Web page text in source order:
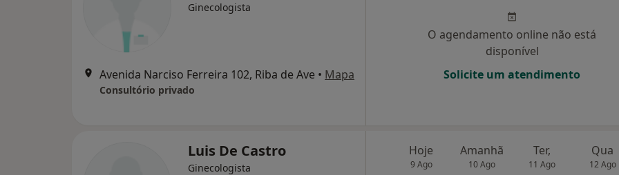
Ginecologista
Avenida Narciso Ferreira 102, Riba de Ave • Mapa
Consultório privado
O agendamento online não está
disponível
Solicite um atendimento
Luis De Castro
Ginecologista
Hoje
9 Ago
Amanhã
10 Ago
Ter,
11 Ago
Qua
12 Ago